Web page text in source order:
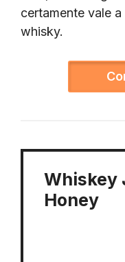
certamente vale
whisky.
Whiskey
Honey